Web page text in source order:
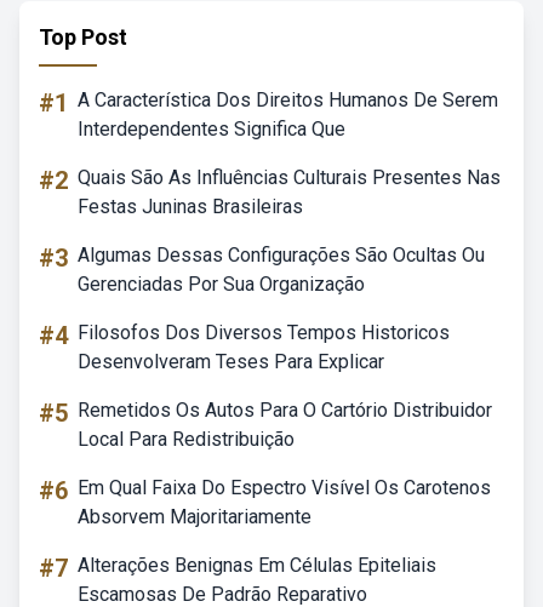
Top Post
#1 A Característica Dos Direitos Humanos De Serem
Interdependentes Significa Que
#2 Quais São As Influências Culturais Presentes Nas
Festas Juninas Brasileiras
#3 Algumas Dessas Configurações São Ocultas Ou
Gerenciadas Por Sua Organização
#4 Filosofos Dos Diversos Tempos Historicos
Desenvolveram Teses Para Explicar
#5 Remetidos Os Autos Para O Cartório Distribuidor
Local Para Redistribuição
#6 Em Qual Faixa Do Espectro Visível Os Carotenos
Absorvem Majoritariamente
#7 Alterações Benignas Em Células Epiteliais
Escamosas De Padrão Reparativo